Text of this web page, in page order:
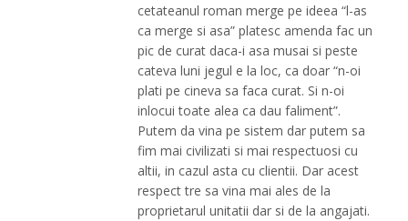
cetateanul roman merge pe ideea “l-as
ca merge si asa” platesc amenda fac un
pic de curat daca-i asa musai si peste
cateva luni jegul e la loc, ca doar “n-oi
plati pe cineva sa faca curat. Si n-oi
inlocui toate alea ca dau faliment”.
Putem da vina pe sistem dar putem sa
fim mai civilizati si mai respectuosi cu
altii, in cazul asta cu clientii. Dar acest
respect tre sa vina mai ales de la
proprietarul unitatii dar si de la angajati.